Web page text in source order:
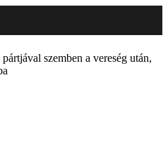
szemben a vereség után,